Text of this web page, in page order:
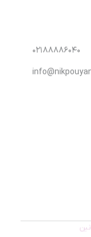
۰۲۱۸۸۸۸۶۰۴۰